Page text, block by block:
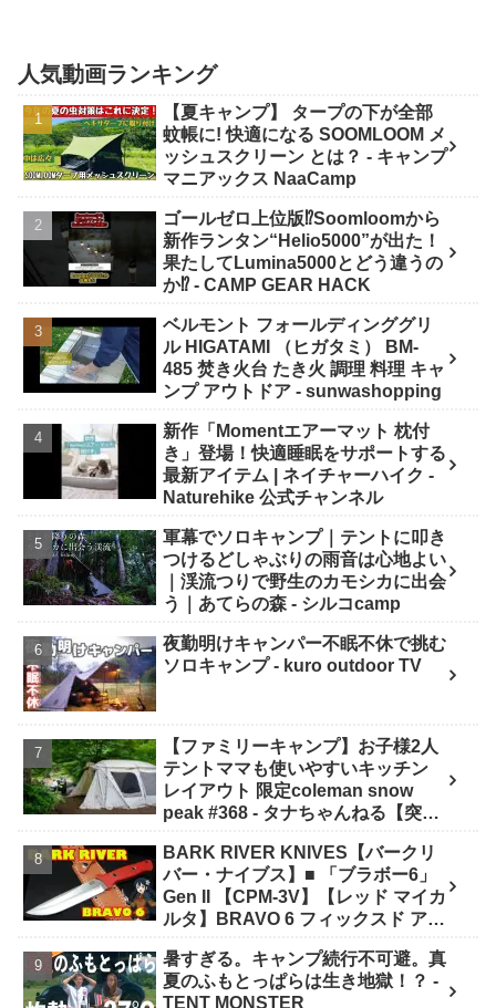
人気動画ランキング
【夏キャンプ】 タープの下が全部
蚊帳に! 快適になる SOOMLOOM メ
ッシュスクリーン とは？ - キャンプ
マニアックス NaaCamp
ゴールゼロ上位版⁉️Soomloomから
新作ランタン“Helio5000”が出た！
果たしてLumina5000とどう違うの
か⁉️ - CAMP GEAR HACK
ベルモント フォールディンググリ
ル HIGATAMI （ヒガタミ） BM-
485 焚き火台 たき火 調理 料理 キャ
ンプ アウトドア - sunwashopping
新作「Momentエアーマット 枕付
き」登場！快適睡眠をサポートする
最新アイテム | ネイチャーハイク -
Naturehike 公式チャンネル
軍幕でソロキャンプ｜テントに叩き
つけるどしゃぶりの雨音は心地よい
｜渓流つりで野生のカモシカに出会
う｜あてらの森 - シルコcamp
夜勤明けキャンパー不眠不休で挑む
ソロキャンプ - kuro outdoor TV
【ファミリーキャンプ】お子様2人
テントママも使いやすいキッチン
レイアウト 限定coleman snow
peak #368 - タナちゃんねる【突撃
BARK RIVER KNIVES【バークリ
バー・ナイブス】■ 「ブラボー6」
Gen II 【CPM-3V】【レッド マイカ
ルタ】BRAVO 6 フィックスド アメ
グ！
暑すぎる。キャンプ続行不可避。真
夏のふもとっぱらは生き地獄！？ -
TENT MONSTER